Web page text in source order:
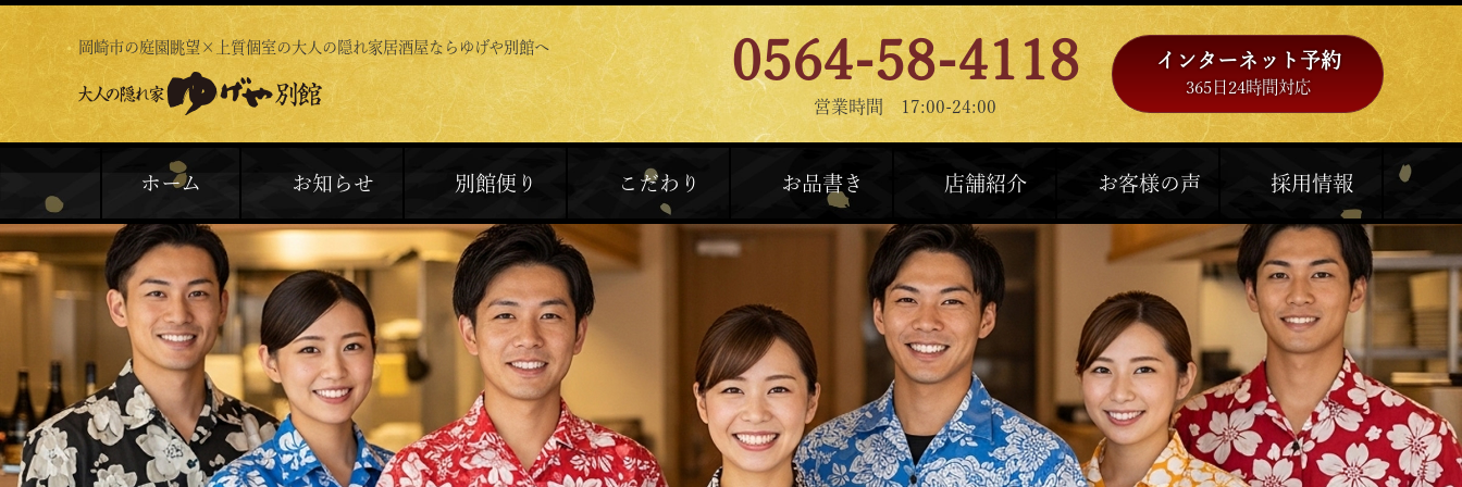
岡崎市の庭園眺望×上質個室の大人の隠れ家居酒屋ならゆげや別館へ 0564-58-4118
営業時間 17:00-24:00
インターネット予約
365日24時間対応
ホーム お知らせ 別館便り こだわり お品書き 店舗紹介 お客様の声 採用情報